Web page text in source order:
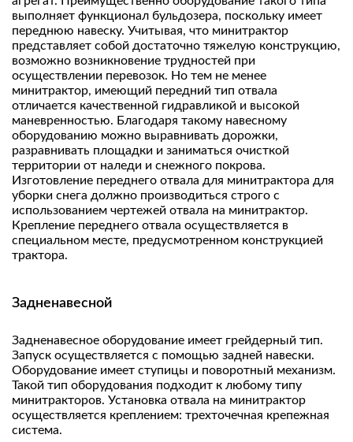
выполняет функционал бульдозера, поскольку имеет
переднюю навеску. Учитывая, что минитрактор
представляет собой достаточно тяжелую конструкцию,
возможно возникновение трудностей при
осуществлении перевозок. Но тем не менее
минитрактор, имеющий передний тип отвала
отличается качественной гидравликой и высокой
маневренностью. Благодаря такому навесному
оборудованию можно выравнивать дорожки,
разравнивать площадки и заниматься очисткой
территории от наледи и снежного покрова.
Изготовление переднего отвала для минитрактора для
уборки снега должно производиться строго с
использованием чертежей отвала на минитрактор.
Крепление переднего отвала осуществляется в
специальном месте, предусмотренном конструкцией
трактора.
Задненавесной
Задненавесное оборудование имеет грейдерный тип.
Запуск осуществляется с помощью задней навески.
Оборудование имеет ступицы и поворотный механизм.
Такой тип оборудования подходит к любому типу
минитракторов. Установка отвала на минитрактор
осуществляется креплением: трехточечная крепежная
система.